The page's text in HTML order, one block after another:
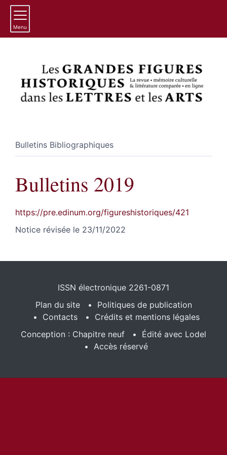
Menu
Bulletins Bibliographiques
Bulletins 2019
https://pre.edinum.org/figureshistoriques/421
Notice révisée le 23/11/2022
ISSN électronique 2261-0871
Plan du site
Politiques de publication
Contacts
Crédits et mentions légales
Conception : Chapitre neuf
Édité avec Lodel
Accès réservé